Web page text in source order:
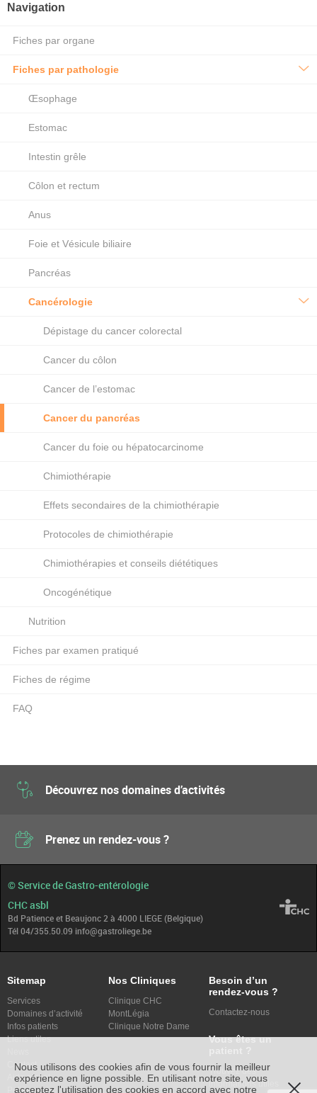
Navigation
Fiches par organe
Fiches par pathologie
Œsophage
Estomac
Intestin grêle
Côlon et rectum
Anus
Foie et Vésicule biliaire
Pancréas
Cancérologie
Dépistage du cancer colorectal
Cancer du côlon
Cancer de l’estomac
Cancer du pancréas
Cancer du foie ou hépatocarcinome
Chimiothérapie
Effets secondaires de la chimiothérapie
Protocoles de chimiothérapie
Chimiothérapies et conseils diététiques
Oncogénétique
Nutrition
Fiches par examen pratiqué
Fiches de régime
FAQ
Découvrez nos domaines d’activités
Prenez un rendez-vous ?
Nous utilisons des cookies afin de vous fournir la meilleur
expérience en ligne possible. En utilisant notre site, vous
acceptez l'utilisation des cookies en accord avec notre
© Service de Gastro-entérologie
CHC asbl
Bd Patience et Beaujonc 2 à 4000 LIEGE (Belgique)
Tél 04/355.50.09 info@gastroliege.be
Sitemap
Services
Domaines d’activité
Infos patients
Liens utiles
Contact
Aide alcool
Politique de
Nos Cliniques
Clinique CHC
MontLégia
Clinique Notre Dame
Besoin d’un
rendez-vous ?
Contactez-nous
Vous êtes un
Trouvez des
informations utiles